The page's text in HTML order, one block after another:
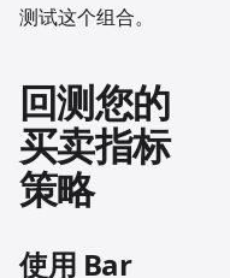
测试这个组合。
回测您的
买卖指标
策略
使用 Bar